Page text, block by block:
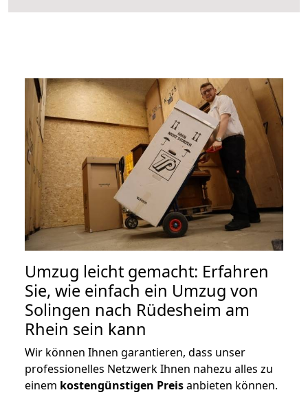
Umzug leicht gemacht: Erfahren
Sie, wie einfach ein Umzug von
Solingen nach Rüdesheim am
Rhein sein kann
Wir können Ihnen garantieren, dass unser
professionelles Netzwerk Ihnen nahezu alles zu
einem kostengünstigen Preisanbieten können.